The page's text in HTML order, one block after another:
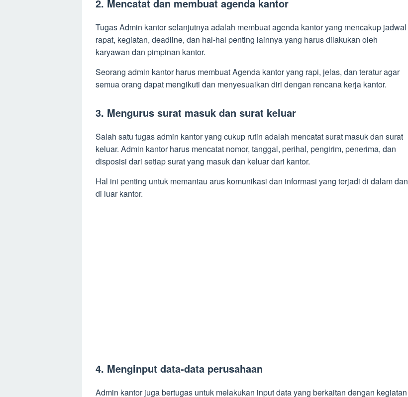
2. Mencatat dan membuat agenda kantor
Tugas Admin kantor selanjutnya adalah membuat agenda kantor yang mencakup jadwal
rapat, kegiatan, deadline, dan hal-hal penting lainnya yang harus dilakukan oleh
karyawan dan pimpinan kantor.
Seorang admin kantor harus membuat Agenda kantor yang rapi, jelas, dan teratur agar
semua orang dapat mengikuti dan menyesuaikan diri dengan rencana kerja kantor.
3. Mengurus surat masuk dan surat keluar
Salah satu tugas admin kantor yang cukup rutin adalah mencatat surat masuk dan surat
keluar. Admin kantor harus mencatat nomor, tanggal, perihal, pengirim, penerima, dan
disposisi dari setiap surat yang masuk dan keluar dari kantor.
Hal ini penting untuk memantau arus komunikasi dan informasi yang terjadi di dalam dan
di luar kantor.
4. Menginput data-data perusahaan
Admin kantor juga bertugas untuk melakukan input data yang berkaitan dengan kegiatan